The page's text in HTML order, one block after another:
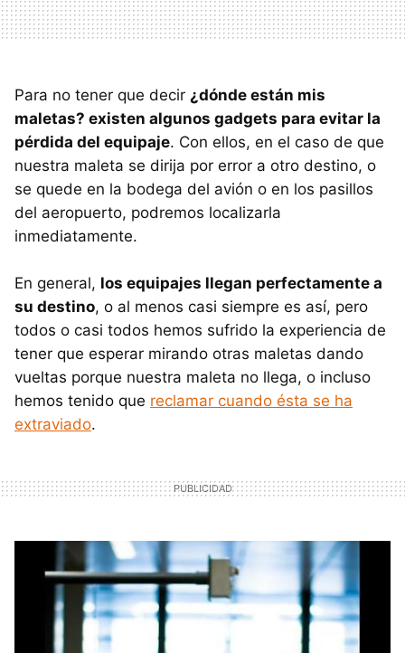
Para no tener que decir ¿dónde están mis
maletas? existen algunos gadgets para evitar la
pérdida del equipaje. Con ellos, en el caso de que
nuestra maleta se dirija por error a otro destino, o
se quede en la bodega del avión o en los pasillos
del aeropuerto, podremos localizarla
inmediatamente.
En general, los equipajes llegan perfectamente a
su destino, o al menos casi siempre es así, pero
todos o casi todos hemos sufrido la experiencia de
tener que esperar mirando otras maletas dando
vueltas porque nuestra maleta no llega, o incluso
hemos tenido que reclamar cuando ésta se ha
extraviado.